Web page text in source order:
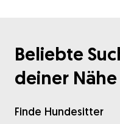
Beliebte
deiner Nähe
Finde Hundesitter